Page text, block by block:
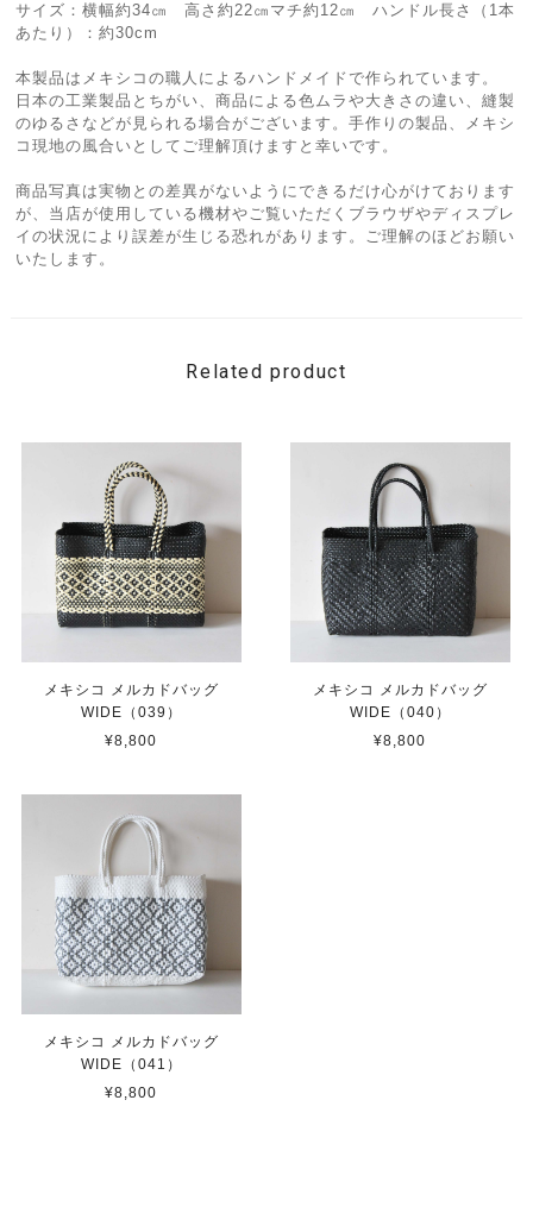
サイズ：横幅約34㎝ 高さ約22㎝マチ約12㎝ ハンドル長さ（1本
あたり）：約30cm
本製品はメキシコの職人によるハンドメイドで作られています。
日本の工業製品とちがい、商品による色ムラや大きさの違い、縫製
のゆるさなどが見られる場合がございます。手作りの製品、メキシ
コ現地の風合いとしてご理解頂けますと幸いです。
商品写真は実物との差異がないようにできるだけ心がけております
が、当店が使用している機材やご覧いただくブラウザやディスプレ
イの状況により誤差が生じる恐れがあります。ご理解のほどお願い
いたします。
Related product
メキシコ メルカドバッグ
WIDE（039）
¥8,800
メキシコ メルカドバッグ
WIDE（040）
¥8,800
メキシコ メルカドバッグ
WIDE（041）
¥8,800